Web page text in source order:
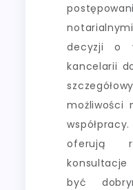
decyzji o
kancelarii
możliwości
oferują
być